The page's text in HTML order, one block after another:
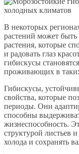
В некоторых
растений может
растения, которые
и радовать глаз
гибискусы
проживающих в
Гибискусы,
свойства, которые
периоды. Они
способны
жизнеспособность.
структурой листьев
холода и сохранять